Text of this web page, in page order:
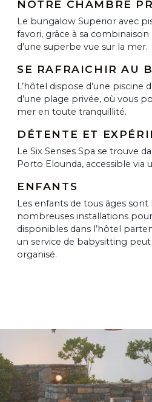
NOTRE CHAMBRE
Le bungalow Superior avec
favori, grâce à sa combinaison
d’une superbe vue sur la mer.
SE RAFRAICHIR AU
L’hôtel dispose d’une piscine
d’une plage privée, où vous
mer en toute tranquillité.
DÉTENTE ET
Le Six Senses Spa se trouve
Porto Elounda, accessible via
ENFANTS
Les enfants de tous âges sont
nombreuses installations
disponibles dans l’hôtel
un service de babysitting
organisé.